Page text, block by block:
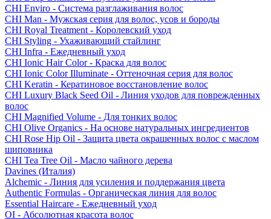
CHI Enviro - Система разглаживания волос
CHI Man - Мужская серия для волос, усов и бороды
CHI Royal Treatment - Королевский уход
CHI Styling - Ухаживающий стайлинг
CHI Infra - Ежедневный уход
CHI Ionic Hair Color - Краска для волос
CHI Ionic Color Illuminate - Оттеночная серия для волос
CHI Keratin - Кератиновое восстановление волос
CHI Luxury Black Seed Oil - Линия уходов для поврежденных
волос
CHI Magnified Volume - Для тонких волос
CHI Olive Organics - На основе натуральных ингредиентов
CHI Rose Hip Oil - Защита цвета окрашенных волос с маслом
шиповника
CHI Tea Tree Oil - Масло чайного дерева
Davines (Италия)
Alchemic - Линия для усиления и поддержания цвета
Authentic Formulas - Органическая линия для волос
Essential Haircare - Eжедневный уход
OI - Абсолютная красота волос